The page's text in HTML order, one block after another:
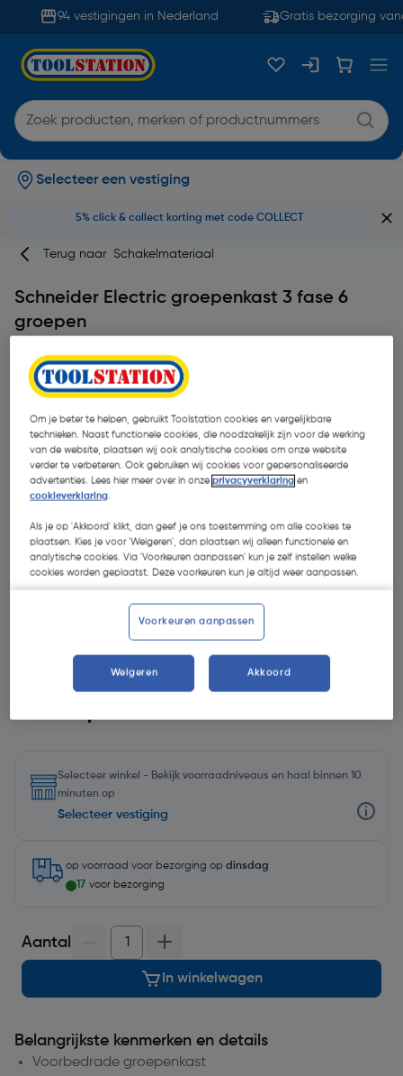
94 vestigingen in Nederland Gratis bezorging
Selecteer een vestiging
5% click & collect korting met code COLLECT
Terug naar Schakelmateriaal
Schneider Electric groepenkast 3 fase 6
groepen
MerkSchneider- Electric
Selecteer winkel - Bekijk voorraadniveaus en haal binnen 10
minuten op
Selecteer vestiging
op voorraad voor bezorging op dinsdag
17 voor bezorging
Aantal
In winkelwagen
Belangrijkste kenmerken en details
Voorbedrade groepenkast
Om je beter te helpen, gebruikt Toolstation cookies en vergelijkbare
technieken. Naast functionele cookies, die noodzakelijk zijn voor de werking
van de website, plaatsen wij ook analytische cookies om onze website
verder te verbeteren. Ook gebruiken wij cookies voor gepersonaliseerde
advertenties. Lees hier meer over in onzeprivacyverklaring en
cookieverklaring.
Als je op 'Akkoord' klikt, dan geef je ons toestemming om alle cookies te
plaatsen. Kies je voor 'Weigeren', dan plaatsen wij alleen functionele en
analytische cookies. Via 'Voorkeuren aanpassen' kun je zelf instellen welke
cookies worden geplaatst. Deze voorkeuren kun je altijd weer aanpassen.
Voorkeuren aanpassen
Weigeren Akkoord